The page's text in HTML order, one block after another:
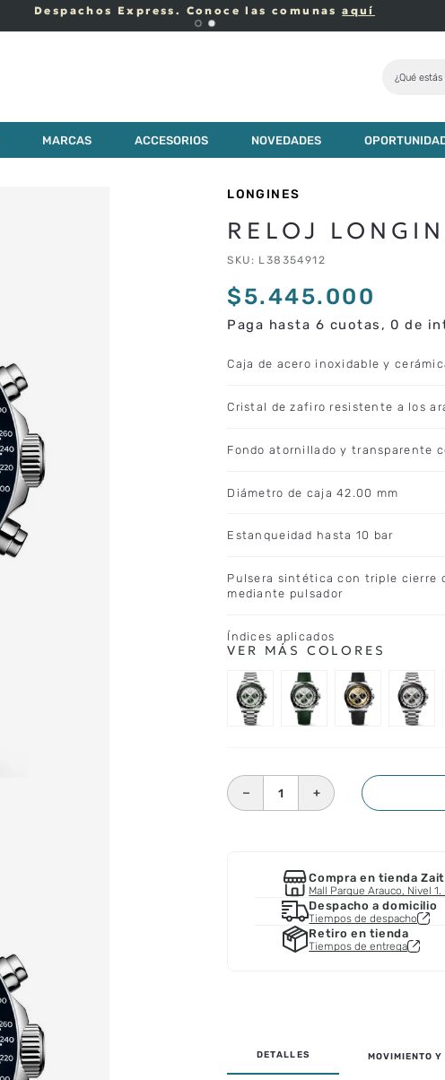
Despachos Express. Conoce las comunasaquí
¿Qué
MARCAS ACCESORIOS NOVEDADES
LONGINES
RELOJ
SKU : L38354912
$5.445.000
Paga hasta 6 cuotas, 0 de
Caja de acero inoxidable y
Cristal de zafiro resistente a los
Fondo atornillado y transparente
Diámetro de caja 42.00 mm
Estanqueidad hasta 10 bar
Pulsera sintética con triple cierre
mediante pulsador
Índices aplicados
＋
－
Compra en tienda Zait
Mall Parque Arauco, Nivel 1.
Despacho a domicilio
Tiempos de despacho
Retiro en tienda
Tiempos de entrega
MOVIMIENTO Y